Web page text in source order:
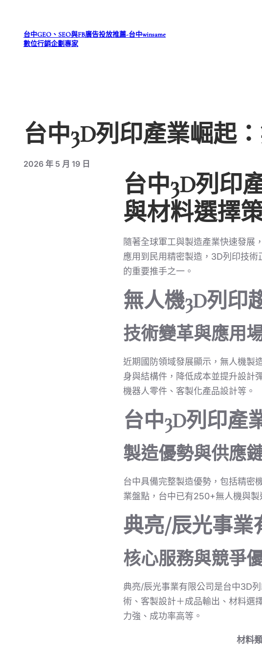
台中GEO、SEO與FB廣告投放推薦-台中winsame
數位行銷企劃專家
台中3D列印產業崛起
2026 年 5 月 19 日
台中3D列印
與材料選擇
隨著全球軍工與製造產業快速發展
應用到民用精密製造，3D列印技
的重要推手之一。
無人機3D列印
技術變革與應用
近期國防領域發展顯示，無人機製
身與結構件，降低成本並提升設計
機器人零件、客製化產品設計等。
台中3D列印產
製造優勢與供應
台中具備完整製造優勢，包括精密
業盤點，台中已有250+無人機與
典亮/辰光事業
核心服務與競爭
典亮/辰光事業有限公司是台中3D
術、客製設計＋成品輸出、材料選
力強、成功率高等。
材料